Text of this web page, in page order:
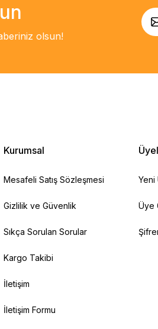
olsun!
Kurumsal
Mesafeli Satış Sözleşmesi
Gizlilik ve Güvenlik
Sıkça Sorulan Sorular
Kargo Takibi
İletişim
İletişim Formu
Yeni
Üye